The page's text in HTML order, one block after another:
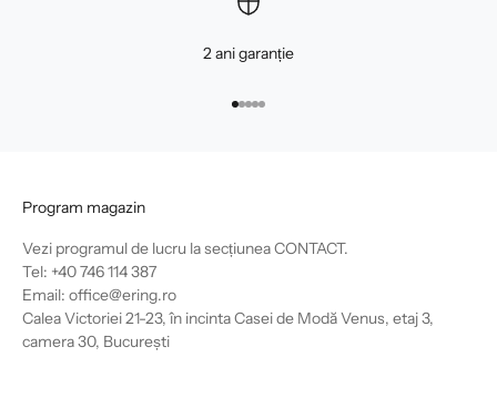
2 ani garanție
Mergi la articolul 1
Mergi la articolul 2
Mergi la articolul 3
Mergi la articolul 4
Mergi la articolul 5
Program magazin
Vezi programul de lucru la secțiuneaCONTACT.
Tel: +40 746 114 387
Email: office@ering.ro
Calea Victoriei 21-23, în incinta Casei de Modă Venus, etaj 3,
camera 30, București